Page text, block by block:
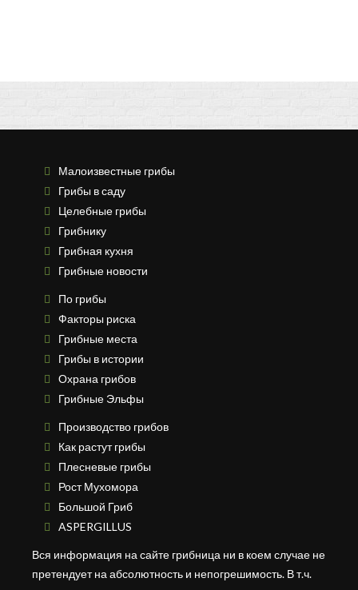
Малоизвестные грибы
Грибы в саду
Целебные грибы
Грибнику
Грибная кухня
Грибные новости
По грибы
Факторы риска
Грибные места
Грибы в истории
Охрана грибов
Грибные Эльфы
Производство грибов
Как растут грибы
Плесневые грибы
Рост Мухомора
Большой Гриб
ASPERGILLUS
Вся информация на сайте грибница ни в коем случае не
претендует на абсолютность и непогрешимость. В т.ч.